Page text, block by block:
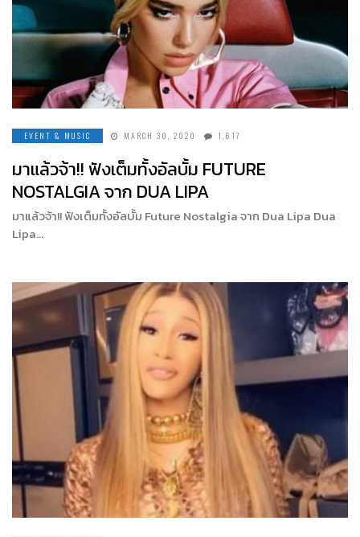
EVENT & MUSIC MARCH 30, 2020 1,617
มาแล้วจ้า!! ฟังเต็มทั้งอัลบั้ม FUTURE
NOSTALGIA จาก DUA LIPA
มาแล้วจ้า!! ฟังเต็มทั้งอัลบั้ม Future Nostalgia จาก Dua Lipa Dua
Lipa…